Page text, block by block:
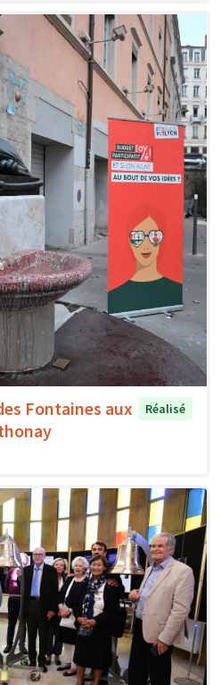
Fontaines aux
Réalisé